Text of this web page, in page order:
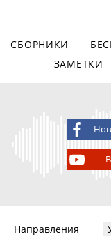
СБОРНИКИ
ЗАМЕТКИ
Направления